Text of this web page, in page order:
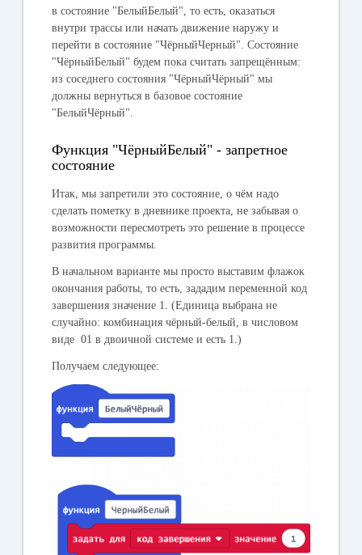
в состояние "БелыйБелый", то есть, оказаться
внутри трассы или начать движение наружу и
перейти в состояние "ЧёрныйЧерный". Состояние
"ЧёрныйБелый" будем пока считать запрещённым:
из соседнего состояния "ЧёрныйЧёрный" мы
должны вернуться в базовое состояние
"БелыйЧёрный".
Функция "ЧёрныйБелый" - запретное
состояние
Итак, мы запретили это состояние, о чём надо
сделать пометку в дневнике проекта, не забывая о
возможности пересмотреть это решение в процессе
развития программы.
В начальном варианте мы просто выставим флажок
окончания работы, то есть, зададим переменнойкод
завершения значение 1. (Единица выбрана не
случайно: комбинация чёрный-белый, в числовом
виде 01 в двоичной системе и есть 1.)
Получаем следующее: